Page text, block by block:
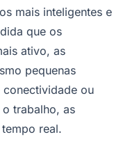
mais inteligentes e
que os
ativo, as
pequenas
ou
trabalho, as
real.